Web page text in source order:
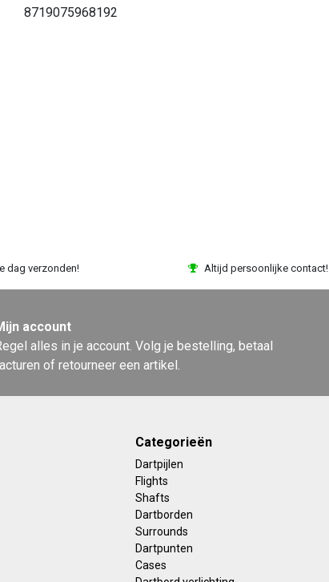
8719075968192
dag verzonden! Altijd persoonlijke contact!
account
alles in je account. Volg je bestelling, betaal
of retourneer een artikel.
Categorieën
Dartpijlen
Flights
Shafts
Dartborden
Surrounds
Dartpunten
Cases